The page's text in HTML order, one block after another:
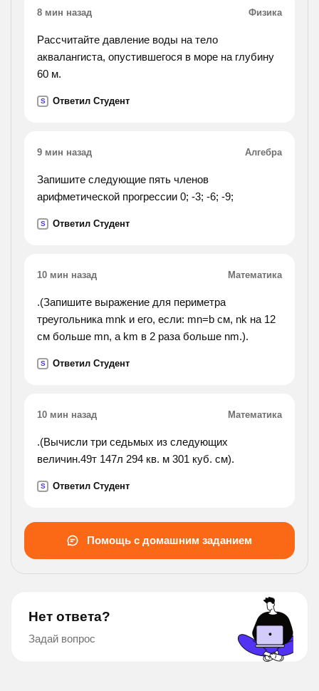
8 мин назад Физика
Рассчитайте давление воды на тело
аквалангиста, опустившегося в море на глубину
60 м.
S Ответил Студент
9 мин назад Алгебра
Запишите следующие пять членов
арифметической прогрессии 0; -3; -6; -9;
S Ответил Студент
10 мин назад Математика
.(Запишите выражение для периметра
треугольника mnk и его, если: mn=b см, nk на 12
см больше mn, а km в 2 раза больше nm.).
S Ответил Студент
10 мин назад Математика
.(Вычисли три седьмых из следующих
величин.49т 147л 294 кв. м 301 куб. см).
S Ответил Студент
Помощь с домашним заданием
Нет ответа?
Задай вопрос